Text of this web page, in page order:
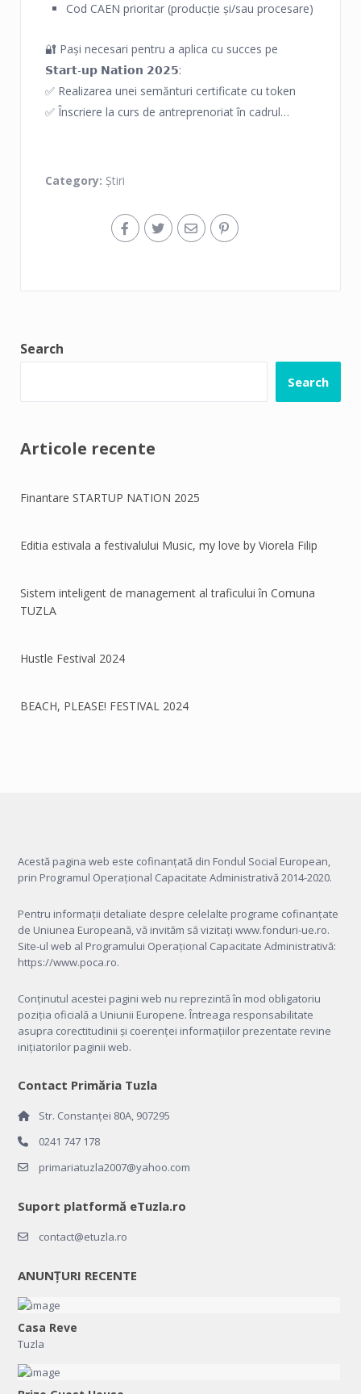
Cod CAEN prioritar (producție și/sau procesare)
🔐 Pași necesari pentru a aplica cu succes pe
𝗦𝘁𝗮𝗿𝘁-𝘂𝗽 𝗡𝗮𝘁𝗶𝗼𝗻 𝟮𝟬𝟮𝟱:
✅ Realizarea unei semănturi certificate cu token
✅ Înscriere la curs de antreprenoriat în cadrul
✅ Înfințarea S.R.L.
Pentru sprijinul cu pregătirea proiect → depunere
proiect → implementarea cu succes a proiectului vă
pe proiectele finanțate prin fonduri europene sau
ajutoare de stat.
✔ Înscriere cursuri ONLINE de antreprenoriat: 15
aprilie
pentru un startup în antreprenoriat.
Category: Știri
Search
Search
Articole recente
Finantare STARTUP NATION 2025
Editia estivala a festivalului Music, my love by Viorela Filip
Sistem inteligent de management al traficului în Comuna
TUZLA
Hustle Festival 2024
BEACH, PLEASE! FESTIVAL 2024
Acestă pagina web este cofinanțată din Fondul Social European,
prin Programul Operațional Capacitate Administrativă 2014-2020.
Pentru informații detaliate despre celelalte programe cofinanțate
de Uniunea Europeană, vă invităm să vizitați www.fonduri-ue.ro.
Site-ul web al Programului Operațional Capacitate Administrativă:
https://www.poca.ro.
Conținutul acestei pagini web nu reprezintă în mod obligatoriu
poziția oficială a Uniunii Europene. Întreaga responsabilitate
asupra corectitudinii și coerenței informațiilor prezentate revine
inițiatorilor paginii web.
Contact Primăria Tuzla
Str. Constanței 80A, 907295
0241 747 178
primariatuzla2007@yahoo.com
Suport platformă eTuzla.ro
contact@etuzla.ro
ANUNȚURI RECENTE
Casa Reve
Tuzla